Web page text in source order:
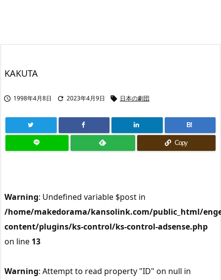
KAKUTA
 1998年4月8日  2023年4月9日  日本の劇団
B!
Copy
Warning: Undefined variable $post in
/home/makedorama/kansolink.com/public_html/
content/plugins/ks-control/ks-control-adsense.php
on line 13
Warning: Attempt to read property "ID" on null in